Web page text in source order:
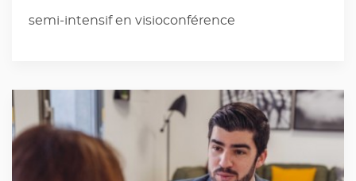
semi-intensif en visioconférence